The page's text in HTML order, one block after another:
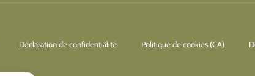
Déclaration de confidentialité Politique de cookies (CA)